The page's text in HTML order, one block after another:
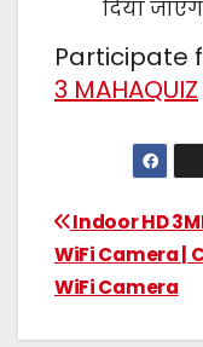
दिया
Participate
3 MAHAQUIZ
Indoor HD
WiFi Camera |
WiFi Camera